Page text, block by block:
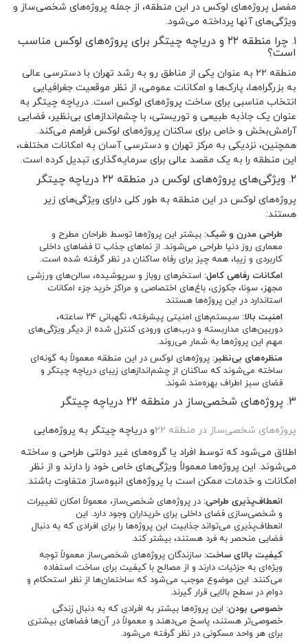
مفصل پروژه‌های لوکس در این منطقه، از جمله پروژه‌های شخصی‌ساز و
ویژگی‌های آنها پرداخته می‌شود.
۱. چرا منطقه ۲۲ و دریاچه چیتگر برای پروژه‌های لوکس مناسب
است؟
منطقه ۲۲ به عنوان یکی از مناطق رو به رشد تهران با دسترسی عالی
به بزرگراه‌ها، پارک‌ها و امکانات عمومی، از نظر موقعیت جغرافیایی
انتخاب مناسبی برای ساخت پروژه‌های لوکس است. دریاچه چیتگر به
عنوان یک جاذبه طبیعی و توریستی، با چشم‌اندازهای بی‌نظیر، فضایی
آرامش‌بخش و خاص برای ساکنان پروژه‌های لوکس فراهم می‌کند.
همچنین، نزدیکی به مرکز تهران و دسترسی آسان به امکانات مختلف،
این منطقه را به یک مقصد عالی برای سرمایه‌گذاری تبدیل کرده است.
پروژه‌های لوکس در این منطقه به طور کلی دارای ویژگی‌های زیر
هستند:
طراحی مدرن و شیک:بیشتر این پروژه‌ها توسط طراحان مطرح و
معماری روز دنیا طراحی می‌شوند. از نماهای جذاب تا فضاهای داخلی
کاربردی و زیبا، همه چیز برای رفاه ساکنان در نظر گرفته شده است.
امکانات رفاهی کامل:استخرهای روباز و سرپوشیده، سالن‌های ورزشی
مجهز، سونا، جکوزی، باغ‌های اختصاصی و مراکز خرید جزء امکانات
استاندارد در این پروژه‌ها هستند.
امنیت بالا:
سیستم‌های امنیتی پیشرفته، نگهبانی ۲۴ ساعته،
دوربین‌های مداربسته و درب‌های ورودی کنترل شده از دیگر ویژگی‌های
مهم این پروژه‌ها به شمار می‌روند.
منظره‌های بی‌نظیر:پروژه‌های لوکس در این منطقه معمولاً به گونه‌ای
ساخته می‌شوند که ساکنان از چشم‌اندازهای زیبای دریاچه چیتگر و
فضای سبز اطراف بهره‌مند شوند.
پروژه‌های شخصی‌ساز در منطقه ۲۲
و دریاچه چیتگر به پروژه‌هایی
اطلاق می‌شود که توسط افراد یا گروه‌های غیر دولتی طراحی و ساخته
می‌شوند. این پروژه‌ها معمولاً ویژگی‌های خاص خود را دارند و از نظر
امکانات و خدمات ممکن است با پروژه‌های انبوه‌ساز متفاوت باشند.
انعطاف‌پذیری طراحی:در پروژه‌های شخصی‌ساز، معمولاً امکان تغییرات
و شخصی‌سازی فضای داخلی برای خریداران وجود دارد. این
انعطاف‌پذیری می‌تواند جذابیت این پروژه‌ها را برای افرادی که به دنبال
فضایی منحصر به فرد هستند، بیشتر کند.
کیفیت بالای ساخت:سازندگان پروژه‌های شخصی‌ساز معمولاً توجه
ویژه‌ای به جزئیات دارند و از مصالح با کیفیت برای ساخت استفاده
می‌کنند. این موضوع موجب می‌شود که ساختمان‌ها از نظر استحکام و
دوام در سطح بالایی قرار گیرند.
خصوصی بودن:این پروژه‌ها بیشتر به افرادی که به دنبال زندگی
خصوصی‌تر هستند، پاسخ می‌دهند و معمولاً در آن‌ها فضاهای بیشتری
برای هر واحد مسکونی در نظر گرفته می‌شود.